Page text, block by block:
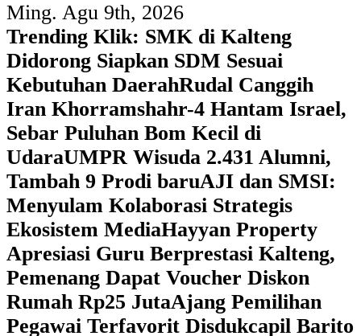
Ming. Agu 9th, 2026
Trending Klik: SMK di Kalteng
Didorong Siapkan SDM Sesuai
Kebutuhan DaerahRudal Canggih
Iran Khorramshahr-4 Hantam Israel,
Sebar Puluhan Bom Kecil di
UdaraUMPR Wisuda 2.431 Alumni,
Tambah 9 Prodi baruAJI dan SMSI:
Menyulam Kolaborasi Strategis
Ekosistem MediaHayyan Property
Apresiasi Guru Berprestasi Kalteng,
Pemenang Dapat Voucher Diskon
Rumah Rp25 JutaAjang Pemilihan
Pegawai Terfavorit Disdukcapil Barito